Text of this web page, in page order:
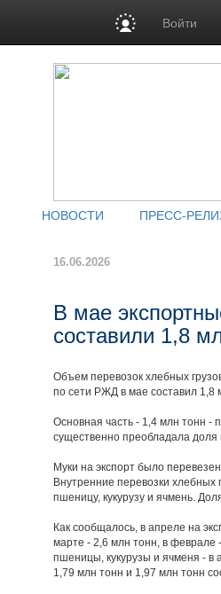
Войти
НОВОСТИ ПРЕСС-
16.06.2026
В мае
составили 1,8
Объем перевозок хлебных
по сети РЖД в мае составил 1,8
Основная часть - 1,4 млн тонн -
существенно преобладала
Муки на экспорт было
Внутренние перевозки хлебных
пшеницу, кукурузу и ячмень.
Как сообщалось, в апреле на
марте - 2,6 млн тонн, в феврале
пшеницы, кукурузы и ячменя - в
1,79 млн тонн и 1,97 млн тонн